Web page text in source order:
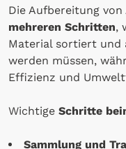
Die Aufbereitung
mehreren Schritten,
Material sortiert und
werden müssen,
Effizienz und
Wichtige Schritte
Sammlung und